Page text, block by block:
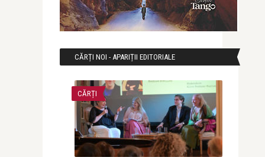
CĂRȚI NOI - APARIȚII EDITORIALE
CĂRȚI